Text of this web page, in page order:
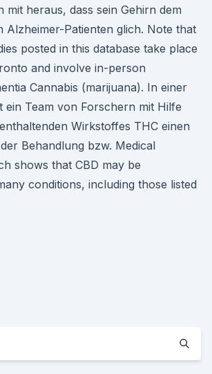
mit heraus, dass sein Gehirn dem
Alzheimer-Patienten glich. Note that
posted in this database take place
and involve in-person
Cannabis (marijuana). In einer
ein Team von Forschern mit Hilfe
Wirkstoffes THC einen
Behandlung bzw. Medical
shows that CBD may be
conditions, including those listed